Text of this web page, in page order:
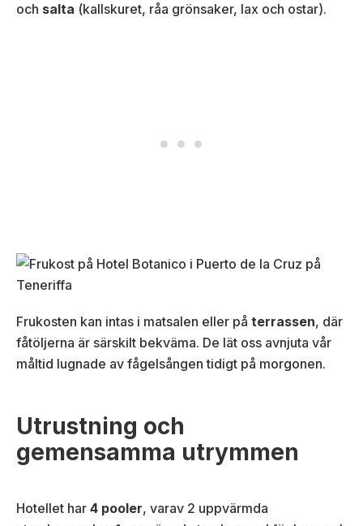
och salta (kallskuret, råa grönsaker, lax och ostar).
Frukosten kan intas i matsalen eller på terrassen, där
fåtöljerna är särskilt bekväma. De lät oss avnjuta vår
måltid lugnade av fågelsången tidigt på morgonen.
Utrustning och
gemensamma utrymmen
Hotellet har 4 pooler, varav 2 uppvärmda